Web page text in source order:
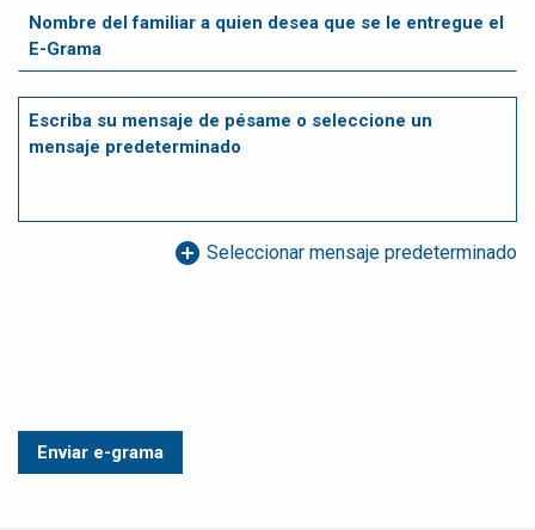
add_circle Seleccionar mensaje predeterminado